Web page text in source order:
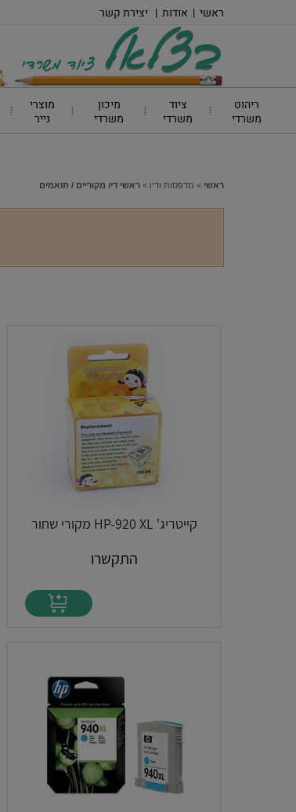
ראשי | אודות | יצירת קשר
ריהוט
משרדי
ציוד
משרדי
מיכון
משרדי
מוצרי
נייר
ראשי > מדפסות ודיו > ראשי דיו מקוריים / תואמים
קייטריג' HP-920 XL מקורי שחור
התקשרו